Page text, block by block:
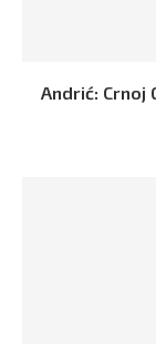
Andrić: Crnoj